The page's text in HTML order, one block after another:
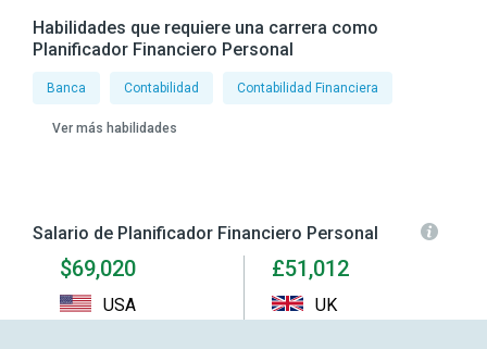
Habilidades que requiere una carrera como
Planificador Financiero Personal
Banca Contabilidad Contabilidad Financiera
Ver más habilidades
Salario de Planificador Financiero Personal
$69,020
USA
£51,012
UK